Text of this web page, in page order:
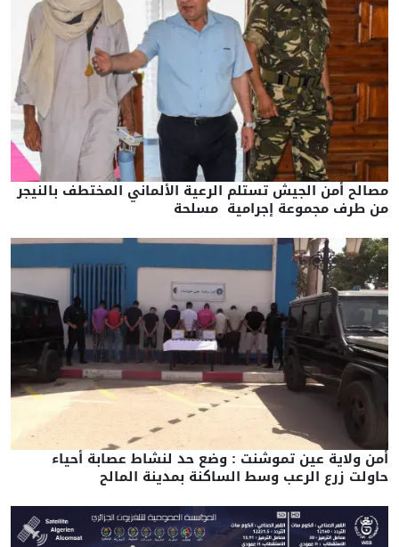
مصالح أمن الجيش تستلم الرعية الألماني المختطف بالنيجر
من طرف مجموعة إجرامية مسلحة
أمن ولاية عين تموشنت : وضع حد لنشاط عصابة أحياء
حاولت زرع الرعب وسط الساكنة بمدينة المالح